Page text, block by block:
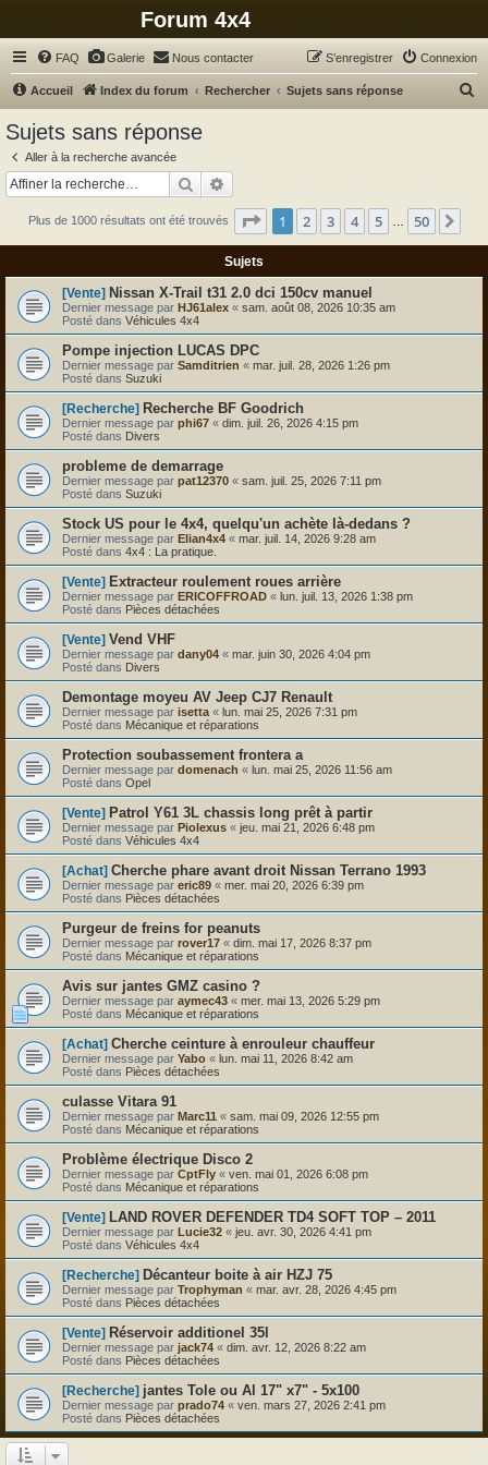
Forum 4x4
FAQ Galerie Nous contacter Connexion
S’enregistrer
Accueil Index du forum Rechercher Sujets sans réponse
c
Sujets sans réponse
Aller à la recherche avancée
Rechercher
Plus de 1000 résultats ont été trouvés Page 1sur50
1 2 3 4 5 50
Sujets
[Vente] Nissan X-Trail t31 2.0 dci 150cv manuel
Dernier message par HJ61alex « sam. août 08, 2026 10:35 am
Posté dans Véhicules 4x4
Pompe injection LUCAS DPC
Dernier message par Samditrien « mar. juil. 28, 2026 1:26 pm
Posté dans Suzuki
[Recherche] Recherche BF Goodrich
Dernier message par phi67 « dim. juil. 26, 2026 4:15 pm
Posté dans Divers
probleme de demarrage
Dernier message par pat12370 « sam. juil. 25, 2026 7:11 pm
Posté dans Suzuki
Stock US pour le 4x4, quelqu'un achète là-dedans ?
Dernier message par Elian4x4 « mar. juil. 14, 2026 9:28 am
Posté dans 4x4 : La pratique.
[Vente] Extracteur roulement roues arrière
Dernier message par ERICOFFROAD « lun. juil. 13, 2026 1:38 pm
Posté dans Pièces détachées
[Vente] Vend VHF
Dernier message par dany04 « mar. juin 30, 2026 4:04 pm
Posté dans Divers
Demontage moyeu AV Jeep CJ7 Renault
Dernier message par isetta « lun. mai 25, 2026 7:31 pm
Posté dans Mécanique et réparations
Protection soubassement frontera a
Dernier message par domenach « lun. mai 25, 2026 11:56 am
Posté dans Opel
[Vente] Patrol Y61 3L chassis long prêt à partir
Dernier message par Piolexus « jeu. mai 21, 2026 6:48 pm
Posté dans Véhicules 4x4
[Achat] Cherche phare avant droit Nissan Terrano 1993
Dernier message par eric89 « mer. mai 20, 2026 6:39 pm
Posté dans Pièces détachées
Purgeur de freins for peanuts
Dernier message par rover17 « dim. mai 17, 2026 8:37 pm
Posté dans Mécanique et réparations
Avis sur jantes GMZ casino ?
Dernier message par aymec43 « mer. mai 13, 2026 5:29 pm
Posté dans Mécanique et réparations
[Achat] Cherche ceinture à enrouleur chauffeur
Dernier message par Yabo « lun. mai 11, 2026 8:42 am
Posté dans Pièces détachées
culasse Vitara 91
Dernier message par Marc11 « sam. mai 09, 2026 12:55 pm
Posté dans Mécanique et réparations
Problème électrique Disco 2
Dernier message par CptFly « ven. mai 01, 2026 6:08 pm
Posté dans Mécanique et réparations
[Vente] LAND ROVER DEFENDER TD4 SOFT TOP – 2011
Dernier message par Lucie32 « jeu. avr. 30, 2026 4:41 pm
Posté dans Véhicules 4x4
[Recherche] Décanteur boite à air HZJ 75
Dernier message par Trophyman « mar. avr. 28, 2026 4:45 pm
Posté dans Pièces détachées
[Vente] Réservoir additionel 35l
Dernier message par jack74 « dim. avr. 12, 2026 8:22 am
Posté dans Pièces détachées
[Recherche] jantes Tole ou Al 17" x7" - 5x100
Dernier message par prado74 « ven. mars 27, 2026 2:41 pm
Posté dans Pièces détachées